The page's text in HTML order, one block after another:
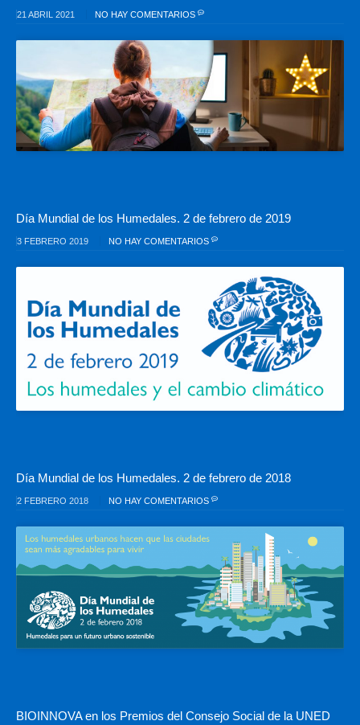
21 ABRIL 2021 NO HAY COMENTARIOS
Día Mundial de los Humedales. 2 de febrero de 2019
3 FEBRERO 2019 NO HAY COMENTARIOS
Día Mundial de los Humedales. 2 de febrero de 2018
2 FEBRERO 2018 NO HAY COMENTARIOS
BIOINNOVA en los Premios del Consejo Social de la UNED